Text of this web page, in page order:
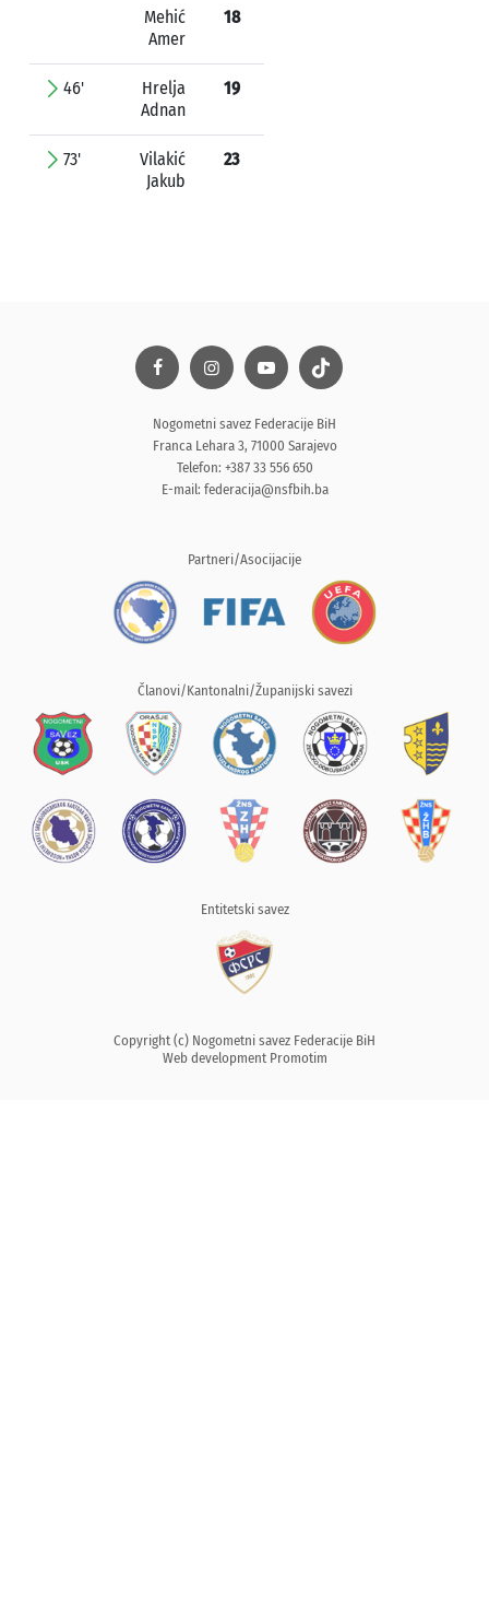
Mehić
Amer
18
46'
Hrelja
Adnan
19
73'
Vilakić
Jakub
23
Nogometni savez Federacije BiH
Franca Lehara 3, 71000 Sarajevo
Telefon: +387 33 556 650
E-mail: federacija@nsfbih.ba
Partneri/Asocijacije
Članovi/Kantonalni/Županijski savezi
Entitetski savez
Copyright (c) Nogometni savez Federacije BiH
Web development Promotim